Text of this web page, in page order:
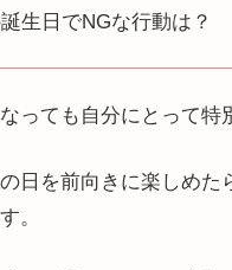
生日でNGな行動は？
っても自分にとって特
日を前向きに楽しめた
。